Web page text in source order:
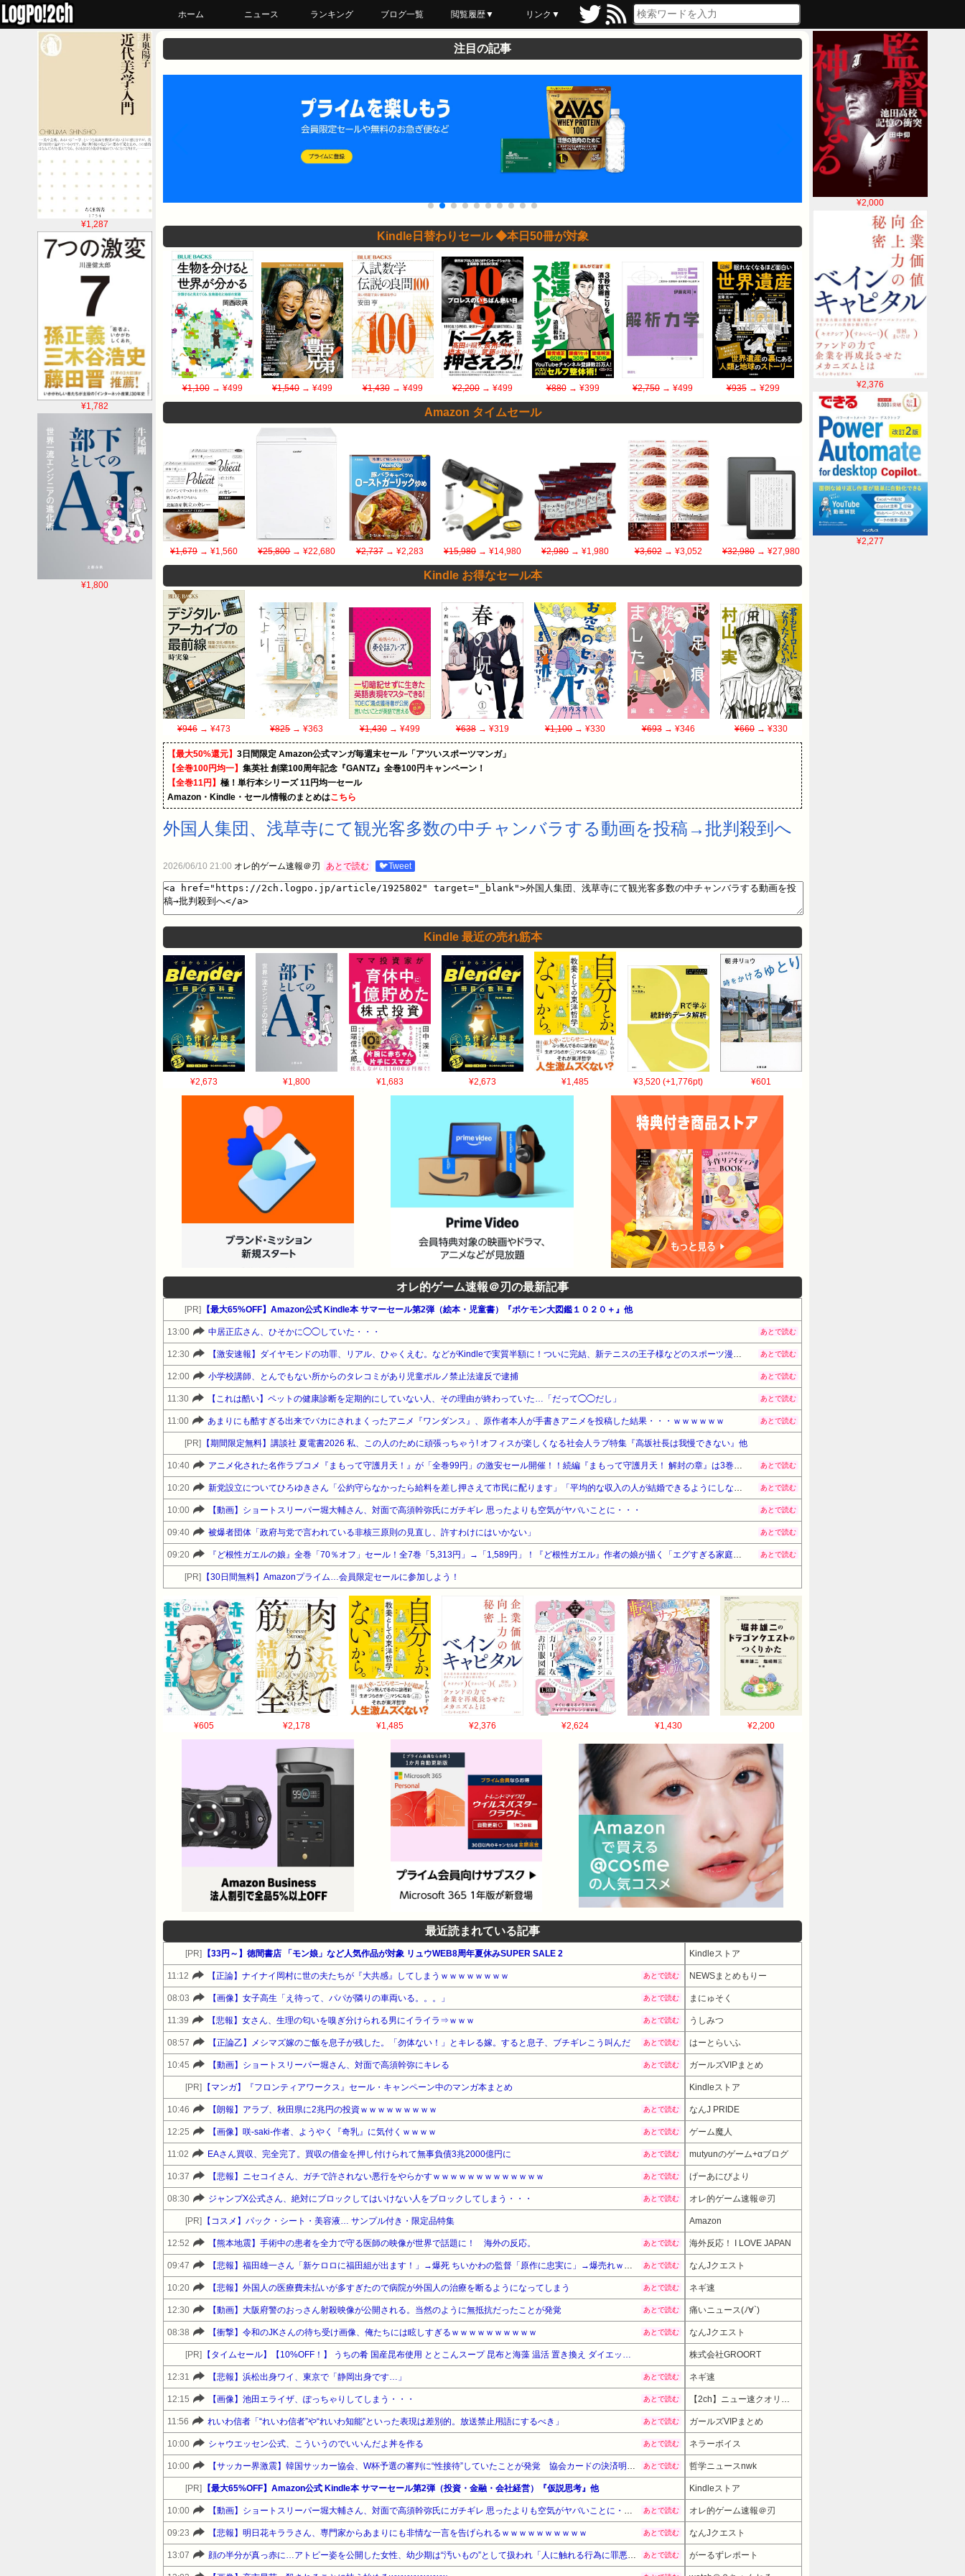
ホーム ニュース ランキング ブログ一覧 閲覧履歴▼
最近読んだ
あとで読む
ブックマーク
リンク▼
¥2,000
¥2,376
¥2,277
¥1,287
¥1,782
¥1,800
注目の記事
Kindle日替わりセール ◆本日50冊が対象
¥1,100→ ¥499 ¥1,540 → ¥499 ¥1,430→ ¥499 ¥2,200 → ¥499 ¥880→ ¥399 ¥2,750 → ¥499 ¥935→ ¥299
Amazon タイムセール
¥1,679 → ¥1,560 ¥25,800→ ¥22,680 ¥2,737→ ¥2,283 ¥15,980→ ¥14,980 ¥2,980→ ¥1,980 ¥3,602→ ¥3,052 ¥32,980→ ¥27,980
Kindle お得なセール本
¥946 → ¥473 ¥825→ ¥363 ¥1,430→ ¥499 ¥638→ ¥319 ¥1,100→ ¥330 ¥693→ ¥346 ¥660→ ¥330
【最大50%還元】 3日間限定 Amazon公式マンガ毎週末セール「アツいスポーツマンガ」
【全巻100円均一】 集英社 創業100周年記念『GANTZ』全巻100円キャンペーン！
【全巻11円】 極！単行本シリーズ 11円均一セール
Amazon・Kindle・セール情報のまとめはこちら
外国人集団、浅草寺にて観光客多数の中チャンバラする動画を投稿→批判殺到へ
2026/06/10 21:00 オレ的ゲーム速報＠刃 あとで読む 🐦Tweet
Kindle 最近の売れ筋本
¥2,673 ¥1,800 ¥1,683 ¥2,673 ¥1,485 ¥3,520 (+1,776pt) ¥601
オレ的ゲーム速報＠刃の最新記事
[PR] 【最大65%OFF】Amazon公式 Kindle本 サマーセール第2弾（絵本・児童書）『ポケモン大図鑑１０２０＋』他
13:00 中居正広さん、ひそかに◯◯していた・・・ あとで読む
12:30 あとで読む
12:00 小学校講師、とんでもない所からのタレコミがあり児童ポルノ禁止法違反で逮捕 あとで読む
11:30 【これは酷い】ペットの健康診断を定期的にしていない人、その理由が終わっていた…「だって◯◯だし」 あとで読む
11:00 あまりにも酷すぎる出来でバカにされまくったアニメ『ワンダンス』、原作者本人が手書きアニメを投稿した結果・・・ｗｗｗｗｗｗ あとで読む
[PR] 【期間限定無料】講談社 夏電書2026 私、この人のために頑張っちゃう! オフィスが楽しくなる社会人ラブ特集『高坂社長は我慢できない』他
10:40 あとで読む
10:20 あとで読む
10:00 【動画】ショートスリーパー堀大輔さん、対面で高須幹弥氏にガチギレ 思ったよりも空気がヤバいことに・・・ あとで読む
09:40 被爆者団体「政府与党で言われている非核三原則の見直し、許すわけにはいかない」 あとで読む
09:20 あとで読む
[PR] 【30日間無料】Amazonプライム…会員限定セールに参加しよう！
¥605 ¥2,178 ¥1,485 ¥2,376 ¥2,624 ¥1,430 ¥2,200
最近読まれている記事
[PR] 【33円～】徳間書店 「モン娘」など人気作品が対象 リュウWEB8周年夏休みSUPER SALE 2 Kindleストア
11:12 【正論】ナイナイ岡村に世の夫たちが『大共感』してしまうｗｗｗｗｗｗｗｗ あとで読む NEWSまとめもりー
08:03 【画像】女子高生「え待って、パパが隣りの車両いる。。。」 あとで読む まにゅそく
11:39 【悲報】女さん、生理の匂いを嗅ぎ分けられる男にイライラ⇒ｗｗｗ あとで読む うしみつ
08:57 【正論乙】メシマズ嫁のご飯を息子が残した。「勿体ない！」とキレる嫁。すると息子、ブチギレこう叫んだ あとで読む はーとらいふ
10:45 【動画】ショートスリーパー堀さん、対面で高須幹弥にキレる あとで読む ガールズVIPまとめ
[PR] 【マンガ】『フロンティアワークス』セール・キャンペーン中のマンガ本まとめ Kindleストア
10:46 【朗報】アラブ、秋田県に2兆円の投資ｗｗｗｗｗｗｗｗｗ あとで読む なんJ PRIDE
12:25 【画像】咲-saki-作者、ようやく『奇乳』に気付くｗｗｗｗ あとで読む ゲーム魔人
11:02 EAさん買収、完全完了。買収の借金を押し付けられて無事負債3兆2000億円に あとで読む mutyunのゲーム+αブログ
10:37 【悲報】ニセコイさん、ガチで許されない悪行をやらかすｗｗｗｗｗｗｗｗｗｗｗｗｗ あとで読む げーあにびより
08:30 ジャンプX公式さん、絶対にブロックしてはいけない人をブロックしてしまう・・・ あとで読む オレ的ゲーム速報＠刃
[PR] 【コスメ】パック・シート・美容液… サンプル付き・限定品特集 Amazon
12:52 【熊本地震】手術中の患者を全力で守る医師の映像が世界で話題に！ 海外の反応。 あとで読む 海外反応！ I LOVE JAPAN
09:47 【悲報】福田雄一さん「新ケロロに福田組が出ます！」→爆死 ちいかわの監督「原作に忠実に」→爆売れｗｗｗｗｗｗｗｗｗｗ あとで読む なんJクエスト
10:20 【悲報】外国人の医療費未払いが多すぎたので病院が外国人の治療を断るようになってしまう あとで読む ネギ速
12:30 【動画】大阪府警のおっさん射殺映像が公開される。当然のように無抵抗だったことが発覚 あとで読む 痛いニュース(ﾉ∀`)
08:38 【衝撃】令和のJKさんの待ち受け画像、俺たちには眩しすぎるｗｗｗｗｗｗｗｗｗｗ あとで読む なんJクエスト
[PR] 【タイムセール】【10%OFF！】 うちの肴 国産昆布使用 ととこんスープ 昆布と海藻 温活 置き換え ダイエット お湯入れるだけ こんぶスープ ワカメスープ (大袋：1袋, しじみ入り) 株式会社GROORT
12:31 【悲報】浜松出身ワイ、東京で「静岡出身です…」 あとで読む ネギ速
12:15 【画像】池田エライザ、ぽっちゃりしてしまう・・・ あとで読む 【2ch】ニュー速クオリティ
11:56 れいわ信者「“れいわ信者”や“れいわ知能”といった表現は差別的。放送禁止用語にするべき」 あとで読む ガールズVIPまとめ
10:00 シャウエッセン公式、こういうのでいいんだよ丼を作る あとで読む ネラーボイス
10:00 【サッカー界激震】韓国サッカー協会、W杯予選の審判に“性接待”していたことが発覚 協会カードの決済明細まで見つかる あとで読む 哲学ニュースnwk
[PR] 【最大65%OFF】Amazon公式 Kindle本 サマーセール第2弾（投資・金融・会社経営）『仮説思考』他 Kindleストア
10:00 【動画】ショートスリーパー堀大輔さん、対面で高須幹弥氏にガチギレ 思ったよりも空気がヤバいことに・・・ あとで読む オレ的ゲーム速報＠刃
09:23 【悲報】明日花キララさん、専門家からあまりにも非情な一言を告げられるｗｗｗｗｗｗｗｗｗｗ あとで読む なんJクエスト
13:07 顔の半分が真っ赤に…アトピー姿を公開した女性、幼少期は“汚いもの”として扱われ「人に触れる行為に罪悪感を持っていた」 あとで読む がーるずレポート